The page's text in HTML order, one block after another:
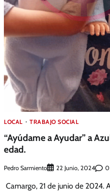
LOCAL TRABAJO SOCIAL
“Ayúdame a Ayudar” a
edad.
Pedro Sarmiento 22 Junio, 2024 0
Camargo, 21 de junio de 2024.